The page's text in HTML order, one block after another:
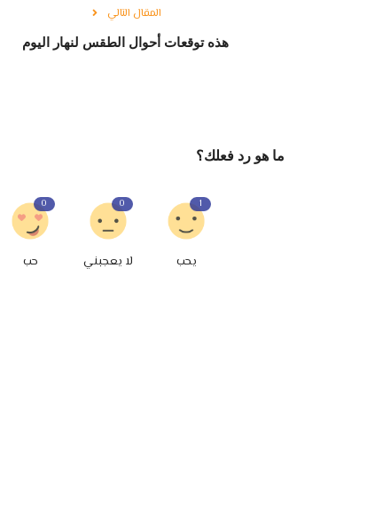
المقال التالي
هذه توقعات أحوال الطقس لنهار اليوم
ما هو رد فعلك؟
يحب
1
لا يعجبني
0
حب
0